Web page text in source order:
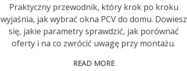
Praktyczny przewodnik, który krok po kroku
wyjaśnia, jak wybrać okna PCV do domu. Dowiesz
się, jakie parametry sprawdzić, jak porównać
oferty i na co zwrócić uwagę przy montażu.
READ MORE